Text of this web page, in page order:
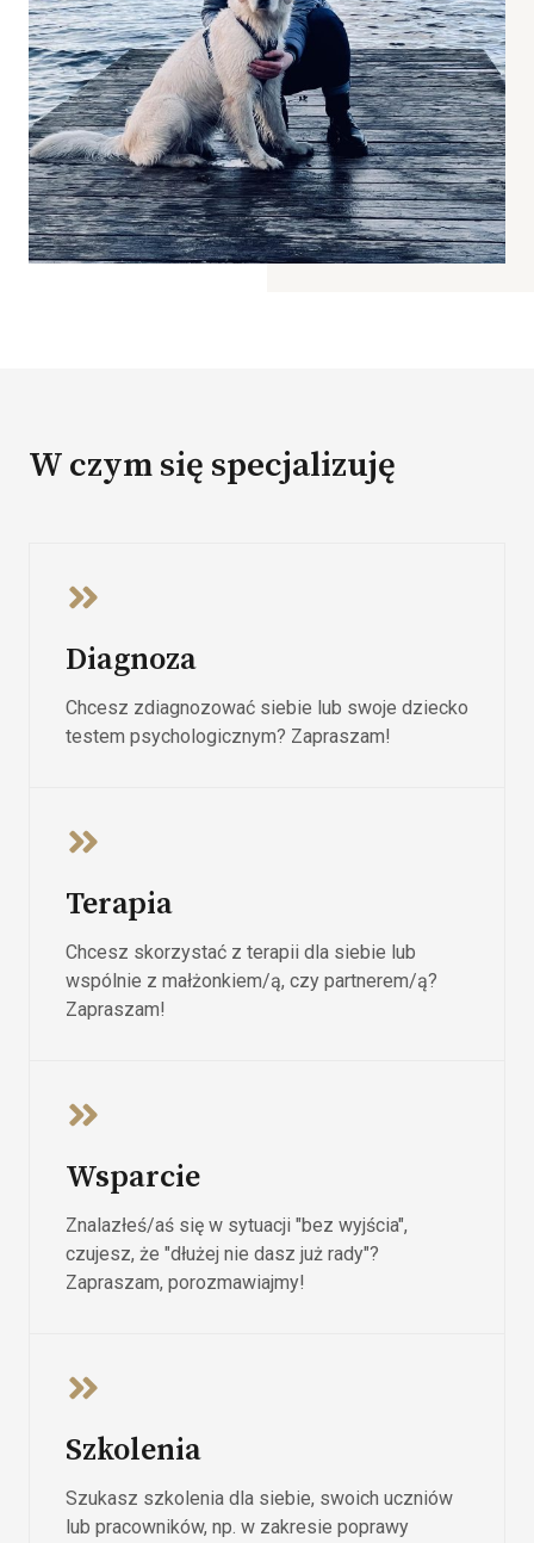
W czym się specjalizuję
Diagnoza
Chcesz zdiagnozować siebie lub swoje dziecko
testem psychologicznym? Zapraszam!
Terapia
Chcesz skorzystać z terapii dla siebie lub
wspólnie z małżonkiem/ą, czy partnerem/ą?
Zapraszam!
Wsparcie
Znalazłeś/aś się w sytuacji "bez wyjścia",
czujesz, że "dłużej nie dasz już rady"?
Zapraszam, porozmawiajmy!
Szkolenia
Szukasz szkolenia dla siebie, swoich uczniów
lub pracowników, np. w zakresie poprawy